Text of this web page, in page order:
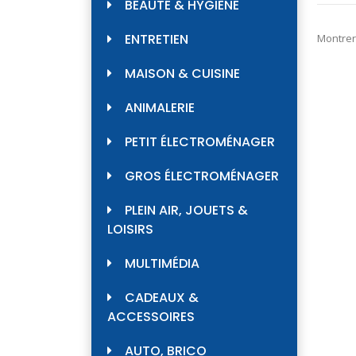
BEAUTÉ & HYGIÈNE
ENTRETIEN
MAISON & CUISINE
ANIMALERIE
PETIT ÉLECTROMÉNAGER
GROS ÉLECTROMÉNAGER
PLEIN AIR, JOUETS &
LOISIRS
MULTIMÉDIA
CADEAUX &
ACCESSOIRES
AUTO, BRICO